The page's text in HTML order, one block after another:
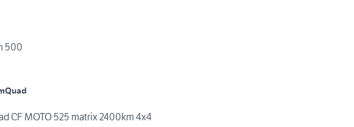
500
Quad
CF MOTO 525 matrix 2400km 4x4